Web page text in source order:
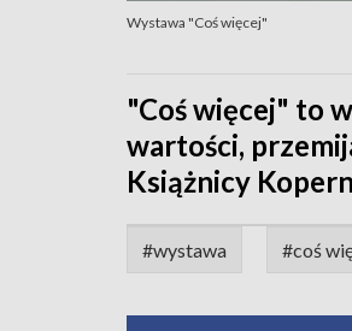
Wystawa "Coś więcej"
"Coś więcej" to
wartości,
Książnicy
#wystawa #coś